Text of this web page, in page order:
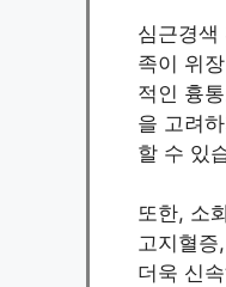
심근경색
족이 위
적인 흉
을 고려
할 수 있
또한, 소
고지혈증
더욱 신